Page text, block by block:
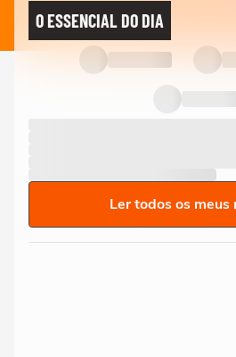
O ESSENCIAL DO DIA
Ler todos os meus